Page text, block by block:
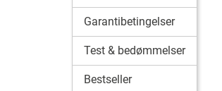
Garantibetingelser
Test & bedømmelser
Bestseller